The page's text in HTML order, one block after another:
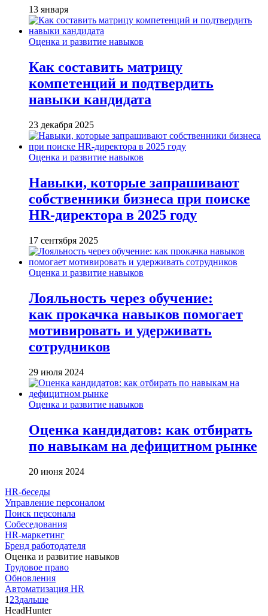
13 января
Оценка и развитие навыков
Как составить матрицу
компетенций и подтвердить
навыки кандидата
23 декабря 2025
Оценка и развитие навыков
Навыки, которые запрашивают
собственники бизнеса при поиске
HR-директора в 2025 году
17 сентября 2025
Оценка и развитие навыков
Лояльность через обучение:
как прокачка навыков помогает
мотивировать и удерживать
сотрудников
29 июля 2024
Оценка и развитие навыков
Оценка кандидатов: как отбирать
по навыкам на дефицитном рынке
20 июня 2024
HR-беседы
Управление персоналом
Поиск персонала
Собеседования
HR-маркетинг
Бренд работодателя
Оценка и развитие навыков
Трудовое право
Обновления
Автоматизация HR
1 23дальше
HeadHunter